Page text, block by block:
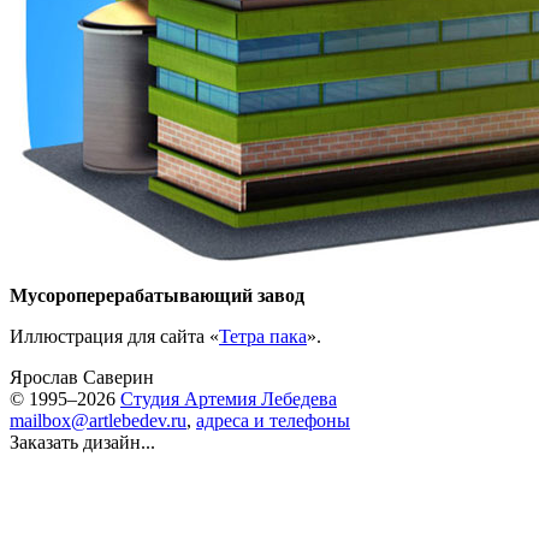
Мусороперерабатывающий завод
Иллюстрация для сайта «Тетра пака».
Ярослав Саверин
© 1995–2026 Студия Артемия Лебедева
mailbox@artlebedev.ru, адреса и телефоны
Заказать дизайн...